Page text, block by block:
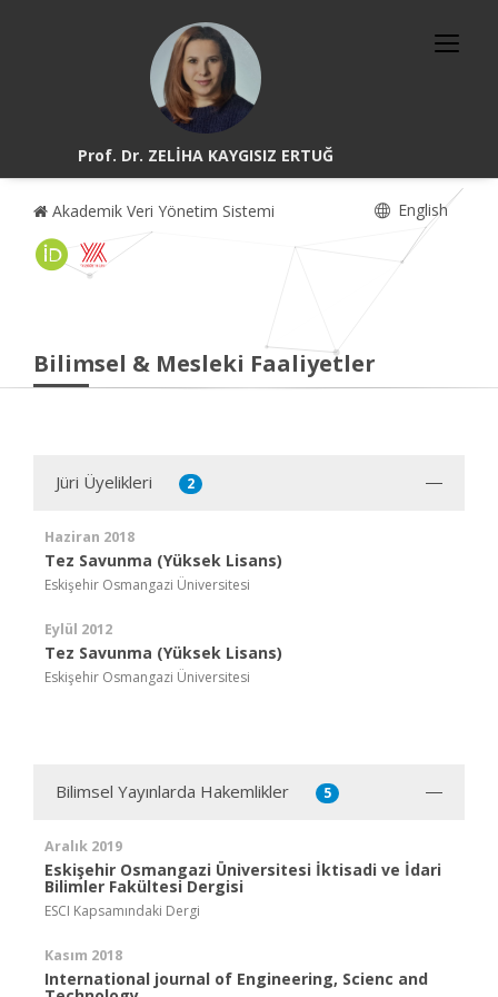
Prof. Dr. ZELİHA KAYGISIZ ERTUĞ
Akademik Veri Yönetim Sistemi English
Bilimsel & Mesleki Faaliyetler
Jüri Üyelikleri 2
Haziran 2018
Tez Savunma (Yüksek Lisans)
Eskişehir Osmangazi Üniversitesi
Eylül 2012
Tez Savunma (Yüksek Lisans)
Eskişehir Osmangazi Üniversitesi
Bilimsel Yayınlarda Hakemlikler 5
Aralık 2019
Eskişehir Osmangazi Üniversitesi İktisadi ve İdari
Bilimler Fakültesi Dergisi
ESCI Kapsamındaki Dergi
Kasım 2018
International journal of Engineering, Scienc and